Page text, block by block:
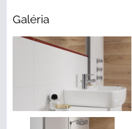
Galéria